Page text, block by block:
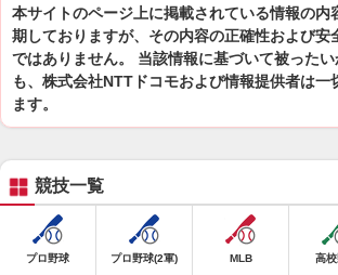
本サイトのページ上に掲載されている情報の内
期しておりますが、その内容の正確性および安
ではありません。 当該情報に基づいて被った
も、株式会社NTTドコモおよび情報提供者は一
ます。
競技一覧
プロ野球 プロ野球(2軍) MLB 高